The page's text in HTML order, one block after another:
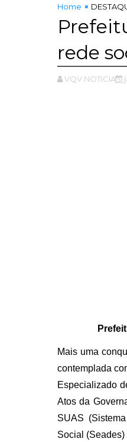
Home
rede
VQV NOTICIAS
Mais uma
contemplada
Especializado
Atos da
SUAS
Social